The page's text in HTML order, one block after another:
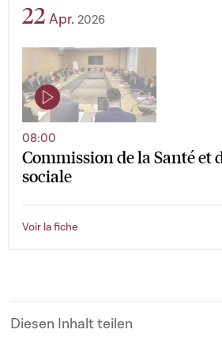
22 Apr. 2026
Commission de la Santé et
sociale
08:00
Voir la fiche
Diesen Inhalt teilen